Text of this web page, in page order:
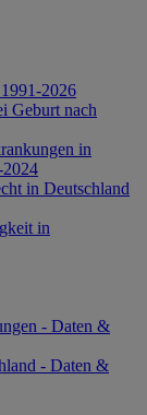
2026
Geburt nach
in
2024
in Deutschland
in
- Daten &
- Daten &